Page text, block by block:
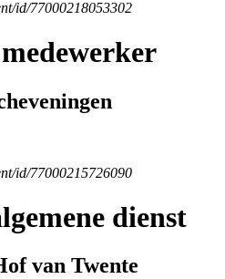
dienst
van Twente